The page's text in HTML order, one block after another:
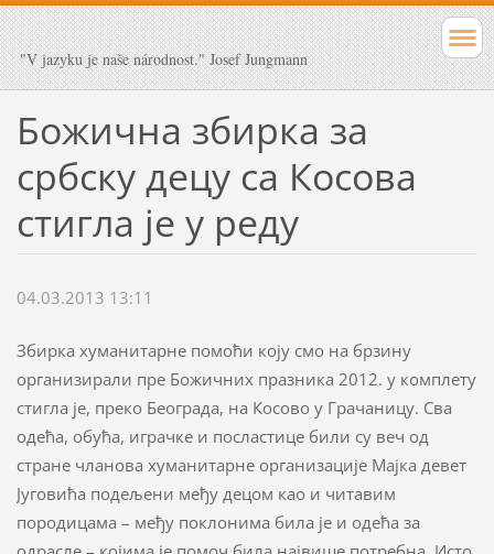
"V jazyku je naše národnost." Josef Jungmann
Божична збирка за
србску децу са Косова
стигла је у реду
04.03.2013 13:11
Збирка хуманитарне помоћи коју смо на брзину
организирали пре Божичних празника 2012. у комплету
стигла је, преко Београда, на Косово у Грачаницу. Сва
одећа, обућа, играчке и посластице били су веч од
стране чланова хуманитарне организације Мајка девет
Југовића подељени међу децом као и читавим
породицама – међу поклонима била је и одећа за